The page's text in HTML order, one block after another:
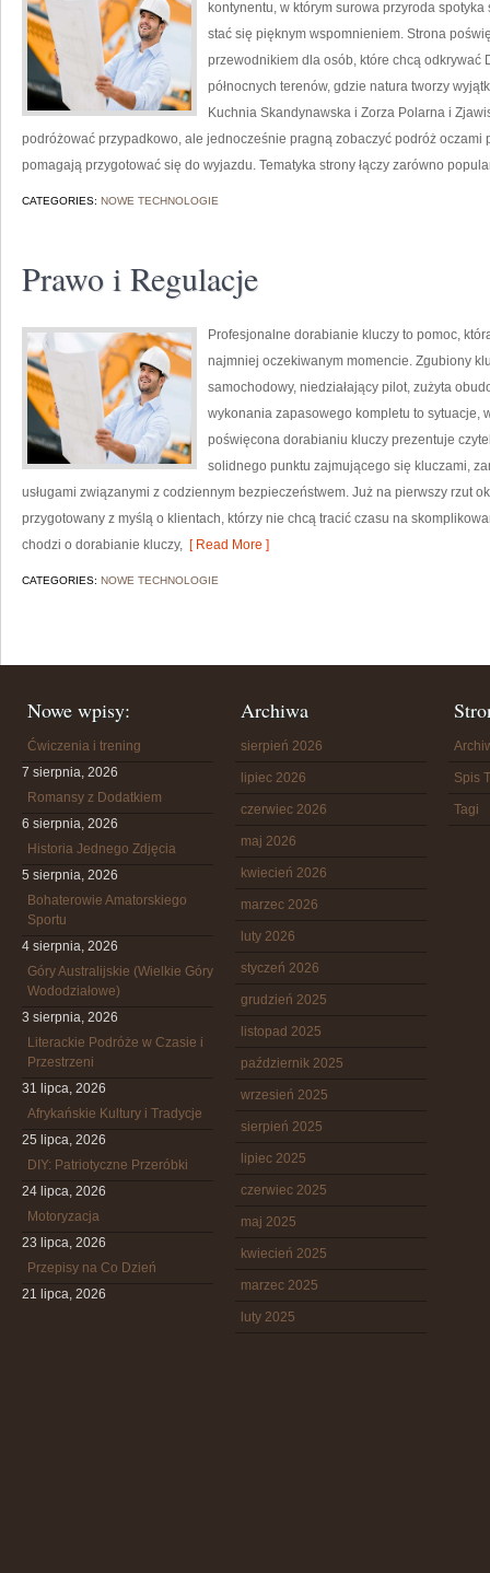
kontynentu, w którym surowa przyroda
stać się pięknym wspomnieniem. Strona
przewodnikiem dla osób, które chcą
północnych terenów, gdzie natura tworzy
Kuchnia Skandynawska i Zorza Polarna i
podróżować przypadkowo, ale jednocześnie pragną zobaczyć podróż oczami
pomagają przygotować się do wyjazdu. Tematyka strony łączy zarówno
CATEGORIES: NOWE TECHNOLOGIE
Prawo i Regulacje
Profesjonalne dorabianie kluczy to pomoc,
najmniej oczekiwanym momencie. Zgubiony
samochodowy, niedziałający pilot, zużyta
wykonania zapasowego kompletu to sytuacje,
poświęcona dorabianiu kluczy prezentuje
solidnego punktu zajmującego się kluczami,
usługami związanymi z codziennym bezpieczeństwem. Już na pierwszy rzut
przygotowany z myślą o klientach, którzy nie chcą tracić czasu na
chodzi o dorabianie kluczy, [ Read More ]
CATEGORIES: NOWE TECHNOLOGIE
Nowe wpisy:
Ćwiczenia i trening
7 sierpnia, 2026
Romansy z Dodatkiem
6 sierpnia, 2026
Historia Jednego Zdjęcia
5 sierpnia, 2026
Bohaterowie Amatorskiego
Sportu
4 sierpnia, 2026
Góry Australijskie (Wielkie Góry
Wododziałowe)
3 sierpnia, 2026
Literackie Podróże w Czasie i
Przestrzeni
31 lipca, 2026
Afrykańskie Kultury i Tradycje
25 lipca, 2026
DIY: Patriotyczne Przeróbki
24 lipca, 2026
Motoryzacja
23 lipca, 2026
Przepisy na Co Dzień
21 lipca, 2026
Archiwa
sierpień 2026
lipiec 2026
czerwiec 2026
maj 2026
kwiecień 2026
marzec 2026
luty 2026
styczeń 2026
grudzień 2025
listopad 2025
październik 2025
wrzesień 2025
sierpień 2025
lipiec 2025
czerwiec 2025
maj 2025
kwiecień 2025
marzec 2025
luty 2025
Spis
Tagi